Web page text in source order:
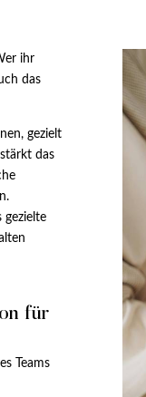
ihr
das
gezielt
das
gezielte
für
Teams